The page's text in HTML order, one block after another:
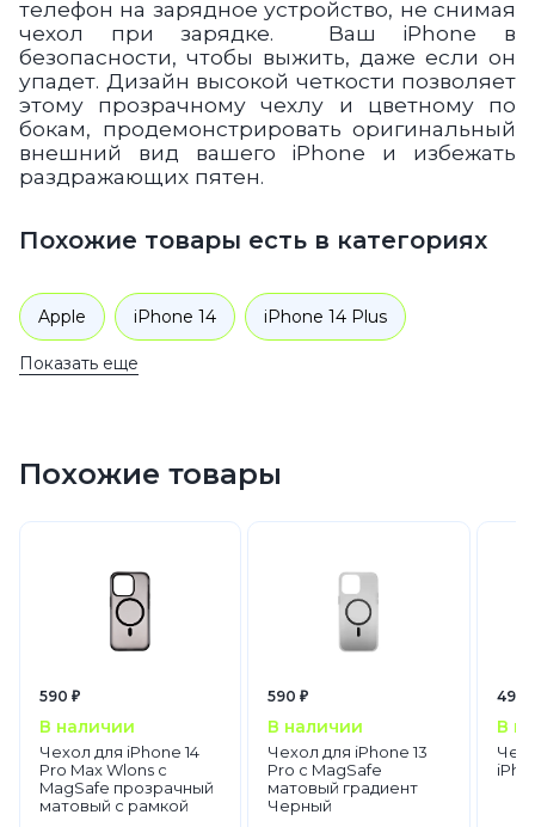
телефон на зарядное устройство, не снимая
чехол при зарядке. Ваш iPhone в
безопасности, чтобы выжить, даже если он
упадет. Дизайн высокой четкости позволяет
этому прозрачному чехлу и цветному по
бокам, продемонстрировать оригинальный
внешний вид вашего iPhone и избежать
раздражающих пятен.
Похожие товары есть в категориях
Apple iPhone 14 iPhone 14 Plus
Аксессуары
Показать еще
Похожие товары
590 ₽
В наличии
Чехол для iPhone 14
Pro Max Wlons с
MagSafe прозрачный
матовый с рамкой
590 ₽
В наличии
Чехол для iPhone 13
Pro с MagSafe
матовый градиент
Черный
490
В